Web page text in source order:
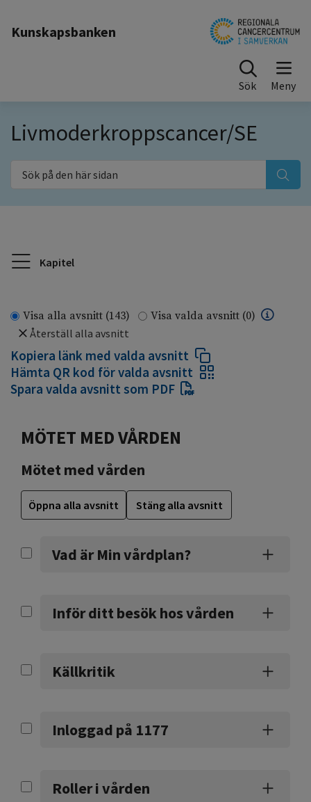
Kunskapsbanken
Sök
Livmoderkroppscancer/SE
Sök på den här sidan
Kapitel
Visa alla avsnitt (143) Visa valda avsnitt (0)
Återställ alla avsnitt
Kopiera länk med valda avsnitt
Hämta QR kod för valda avsnitt
Spara valda avsnitt som PDF
MÖTET MED VÅRDEN
Mötet med vården
Öppna alla avsnitt Stäng alla avsnitt
Vad är Min vårdplan?
Inför ditt besök hos vården
Källkritik
Inloggad på 1177
Roller i vården